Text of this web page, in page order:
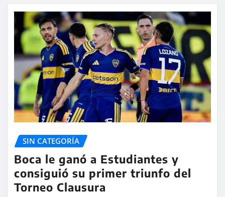
SIN CATEGORÍA
Boca le ganó a Estudiantes y
consiguió su primer triunfo del
Torneo Clausura